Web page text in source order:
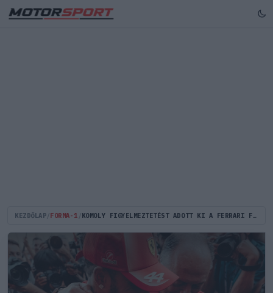
KEZDŐLAP FORMA-1 KOMOLY FIGYELMEZTETÉST ADOTT KI A FERRARI FŐNÖKE HAMILTON GYŐZELME UTÁN